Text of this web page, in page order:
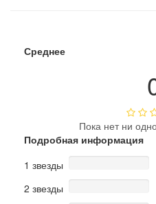
Среднее
Пока нет ни
Подробная информация
1 звезды
2 звезды